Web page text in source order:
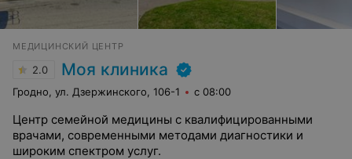
МЕДИЦИНСКИЙ ЦЕНТР
2.0 Моя клиника
Гродно, ул. Дзержинского, 106-1 с 08:00
Центр семейной медицины с квалифицированными
врачами, современными методами диагностики и
широким спектром услуг.